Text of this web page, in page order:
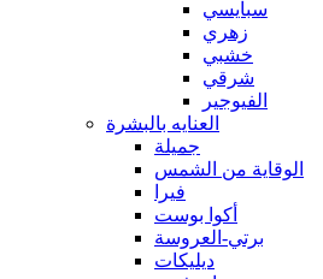
سبايسي
زهري
خشبي
شرقي
الفيوجير
العنايه بالبشرة
جميلة
الوقاية من الشمس
فيرا
أكوا بوست
برتي-العروسة
ديليكات